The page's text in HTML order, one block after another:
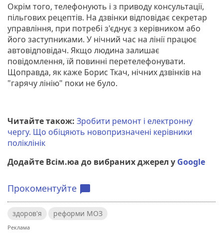
Окрім того, телефонують і з приводу консультації,
пільгових рецептів. На дзвінки відповідає секретар
управління, при потребі з'єднує з керівником або
його заступниками. У нічний час на лінії працює
автовідповідач. Якщо людина залишає
повідомлення, їй повинні перетелефонувати.
Щоправда, як каже Борис Ткач, нічних дзвінків на
"гарячу лінію" поки не було.
Читайте також: Зробити ремонт і електронну
чергу. Що обіцяють новопризначені керівники
поліклінік
Додайте Всім.юа до вибраних джерел у Google
Прокоментуйте chat_bubble
здоров'я реформи МОЗ